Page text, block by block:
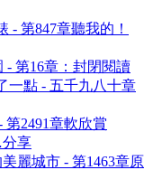
- 第847章聽我的！
- 第16章：封閉閱讀
一點 - 五千九八十章
2491章軟欣賞
享
麗城市 - 第1463章原